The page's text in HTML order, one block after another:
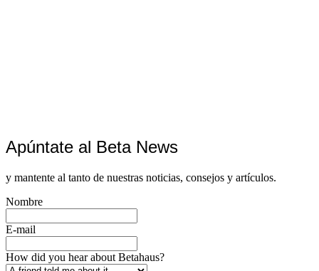
Apúntate al Beta News
y mantente al tanto de nuestras noticias, consejos y artículos.
Nombre
E-mail
How did you hear about Betahaus?